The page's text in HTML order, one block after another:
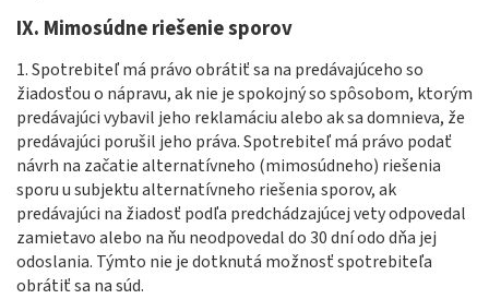
IX. Mimosúdne riešenie sporov
1. Spotrebiteľ má právo obrátiť sa na predávajúceho so
žiadosťou o nápravu, ak nie je spokojný so spôsobom, ktorým
predávajúci vybavil jeho reklamáciu alebo ak sa domnieva, že
predávajúci porušil jeho práva. Spotrebiteľ má právo podať
návrh na začatie alternatívneho (mimosúdneho) riešenia
sporu u subjektu alternatívneho riešenia sporov, ak
predávajúci na žiadosť podľa predchádzajúcej vety odpovedal
zamietavo alebo na ňu neodpovedal do 30 dní odo dňa jej
odoslania. Týmto nie je dotknutá možnosť spotrebiteľa
obrátiť sa na súd.